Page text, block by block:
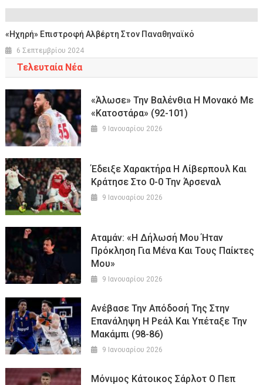
«Ηχηρή» Επιστροφή Αλβέρτη Στον Παναθηναϊκό
6 Σεπτεμβρίου 2024
Τελευταία Νέα
«Άλωσε» Την Βαλένθια Η Μονακό Με
«κατοστάρα» (92-101)
9 Ιανουαρίου 2026
Έδειξε Χαρακτήρα Η Λίβερπουλ Και
Κράτησε Στο 0-0 Την Άρσεναλ
9 Ιανουαρίου 2026
Αταμάν: «Η Δήλωσή Μου Ήταν
Πρόκληση Για Μένα Και Τους Παίκτες
Μου»
9 Ιανουαρίου 2026
Ανέβασε Την Απόδοσή Της Στην
Επανάληψη Η Ρεάλ Και Υπέταξε Την
Μακάμπι (98-86)
9 Ιανουαρίου 2026
Μόνιμος Κάτοικος Σάρλοτ Ο Πεπ